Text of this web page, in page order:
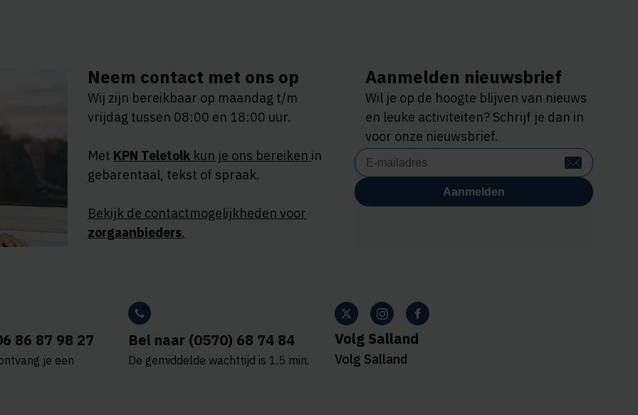
Neem contact met ons op
Wij zijn bereikbaar op maandag t/m
vrijdag tussen 08:00 en 18:00 uur.
Met KPN Teletolk kun je ons bereiken in
gebarentaal, tekst of spraak.
Bekijk de contactmogelijkheden voor
zorgaanbieders.
Aanmelden nieuwsbrief
Wil je op de hoogte blijven van nieuws
en leuke activiteiten? Schrijf je dan in
voor onze nieuwsbrief.
86 87 98 27
je een
Bel naar (0570) 68 74 84
De gemiddelde wachttijd is 1,5 min.
Volg Salland
Volg Salland